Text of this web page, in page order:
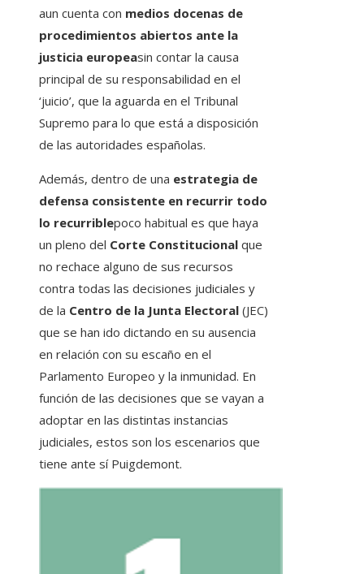
aun cuenta con medios docenas de
procedimientos abiertos ante la
justicia europeasin contar la causa
principal de su responsabilidad en el
‘juicio’, que la aguarda en el Tribunal
Supremo para lo que está a disposición
de las autoridades españolas.
Además, dentro de una estrategia de
defensa consistente en recurrir todo
lo recurriblepoco habitual es que haya
un pleno del Corte Constitucional que
no rechace alguno de sus recursos
contra todas las decisiones judiciales y
de la Centro de la Junta Electoral (JEC)
que se han ido dictando en su ausencia
en relación con su escaño en el
Parlamento Europeo y la inmunidad. En
función de las decisiones que se vayan a
adoptar en las distintas instancias
judiciales, estos son los escenarios que
tiene ante sí Puigdemont.